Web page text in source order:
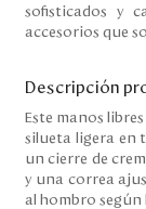
Costa Rica
USA
sofisticados y
accesorios que
Descripción
Este manos
silueta ligera en
un cierre de
y una correa
al hombro según